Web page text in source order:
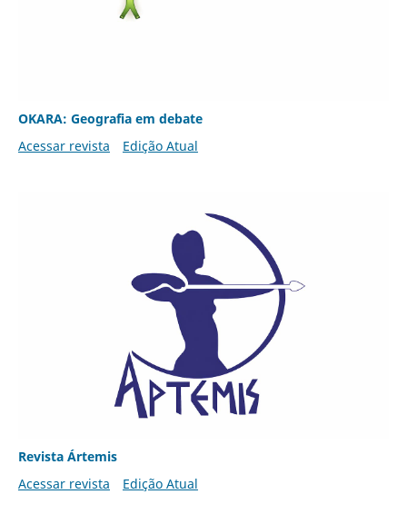
OKARA: Geografia em debate
Acessar revista
Edição Atual
Revista Ártemis
Acessar revista
Edição Atual